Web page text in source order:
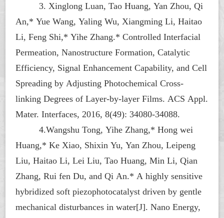
3. Xinglong Luan, Tao Huang, Yan Zhou, Qi
An,* Yue Wang, Yaling Wu, Xiangming Li, Haitao
Li, Feng Shi,* Yihe Zhang.* Controlled Interfacial
Permeation, Nanostructure Formation, Catalytic
Efficiency, Signal Enhancement Capability, and Cell
Spreading by Adjusting Photochemical Cross-
linking Degrees of Layer-by-layer Films. ACS Appl.
Mater. Interfaces, 2016, 8(49): 34080-34088.
4.Wangshu Tong, Yihe Zhang,* Hong wei
Huang,* Ke Xiao, Shixin Yu, Yan Zhou, Leipeng
Liu, Haitao Li, Lei Liu, Tao Huang, Min Li, Qian
Zhang, Rui fen Du, and Qi An.* A highly sensitive
hybridized soft piezophotocatalyst driven by gentle
mechanical disturbances in water[J]. Nano Energy,